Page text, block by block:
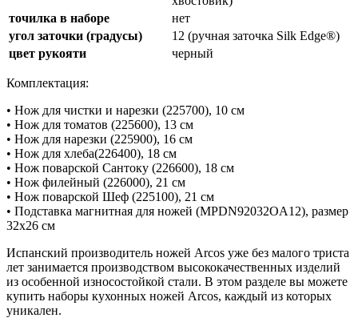
точилка в наборе
нет
угол заточки (градусы)
12 (ручная заточка Silk Edge®)
цвет рукояти
черный
Комплектация:
• Нож для чистки и нарезки (225700), 10 см
• Нож для томатов (225600), 13 см
• Нож для нарезки (225900), 16 см
• Нож для хлеба(226400), 18 см
• Нож поварской Сантоку (226600), 18 см
• Нож филейный (226000), 21 см
• Нож поварской Шеф (225100), 21 см
• Подставка магнитная для ножей (MPDN92032OA12), размер
32х26 см
Испанский производитель ножей Arcos уже без малого триста
лет занимается производством высококачественных изделий
из особенной износостойкой стали. В этом разделе вы можете
купить наборы кухонных ножей Arcos, каждый из которых
уникален.